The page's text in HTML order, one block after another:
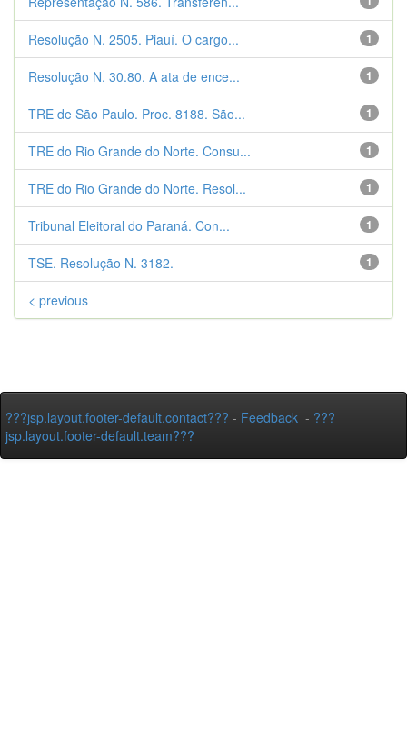
1
Resolução N. 2505. Piauí. O cargo...
1
Resolução N. 30.80. A ata de ence...
1
TRE de São Paulo. Proc. 8188. São...
1
TRE do Rio Grande do Norte. Consu...
1
TRE do Rio Grande do Norte. Resol...
1
Tribunal Eleitoral do Paraná. Con...
1
TSE. Resolução N. 3182.
< previous
???jsp.layout.footer-default.contact??? - Feedback - ???
jsp.layout.footer-default.team???